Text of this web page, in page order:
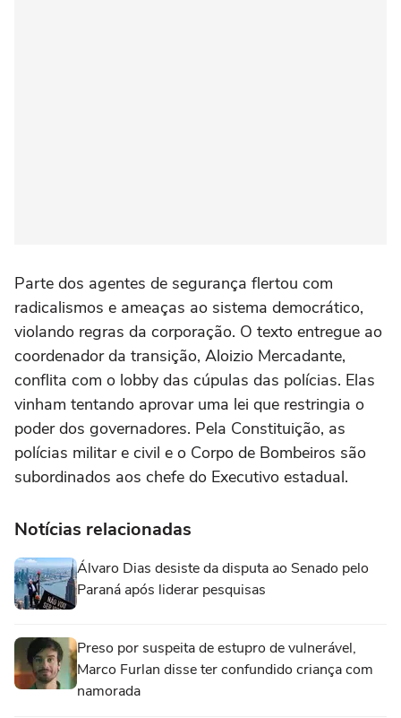
Parte dos agentes de segurança flertou com
radicalismos e ameaças ao sistema democrático,
violando regras da corporação. O texto entregue ao
coordenador da transição, Aloizio Mercadante,
conflita com o lobby das cúpulas das polícias. Elas
vinham tentando aprovar uma lei que restringia o
poder dos governadores. Pela Constituição, as
polícias militar e civil e o Corpo de Bombeiros são
subordinados aos chefe do Executivo estadual.
Notícias relacionadas
Álvaro Dias desiste da disputa ao Senado pelo
Paraná após liderar pesquisas
Preso por suspeita de estupro de vulnerável,
Marco Furlan disse ter confundido criança com
namorada